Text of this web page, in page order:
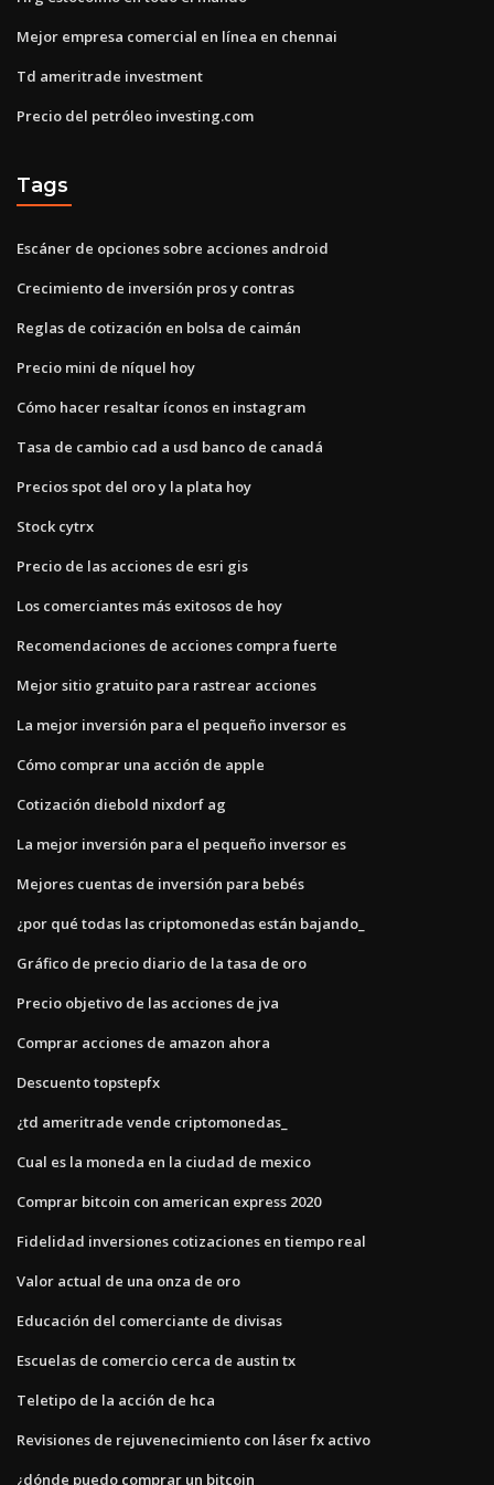
Mejor empresa comercial en línea en chennai
Td ameritrade investment
Precio del petróleo investing.com
Tags
Escáner de opciones sobre acciones android
Crecimiento de inversión pros y contras
Reglas de cotización en bolsa de caimán
Precio mini de níquel hoy
Cómo hacer resaltar íconos en instagram
Tasa de cambio cad a usd banco de canadá
Precios spot del oro y la plata hoy
Stock cytrx
Precio de las acciones de esri gis
Los comerciantes más exitosos de hoy
Recomendaciones de acciones compra fuerte
Mejor sitio gratuito para rastrear acciones
La mejor inversión para el pequeño inversor es
Cómo comprar una acción de apple
Cotización diebold nixdorf ag
La mejor inversión para el pequeño inversor es
Mejores cuentas de inversión para bebés
¿por qué todas las criptomonedas están bajando_
Gráfico de precio diario de la tasa de oro
Precio objetivo de las acciones de jva
Comprar acciones de amazon ahora
Descuento topstepfx
¿td ameritrade vende criptomonedas_
Cual es la moneda en la ciudad de mexico
Comprar bitcoin con american express 2020
Fidelidad inversiones cotizaciones en tiempo real
Valor actual de una onza de oro
Educación del comerciante de divisas
Escuelas de comercio cerca de austin tx
Teletipo de la acción de hca
Revisiones de rejuvenecimiento con láser fx activo
¿dónde puedo comprar un bitcoin_